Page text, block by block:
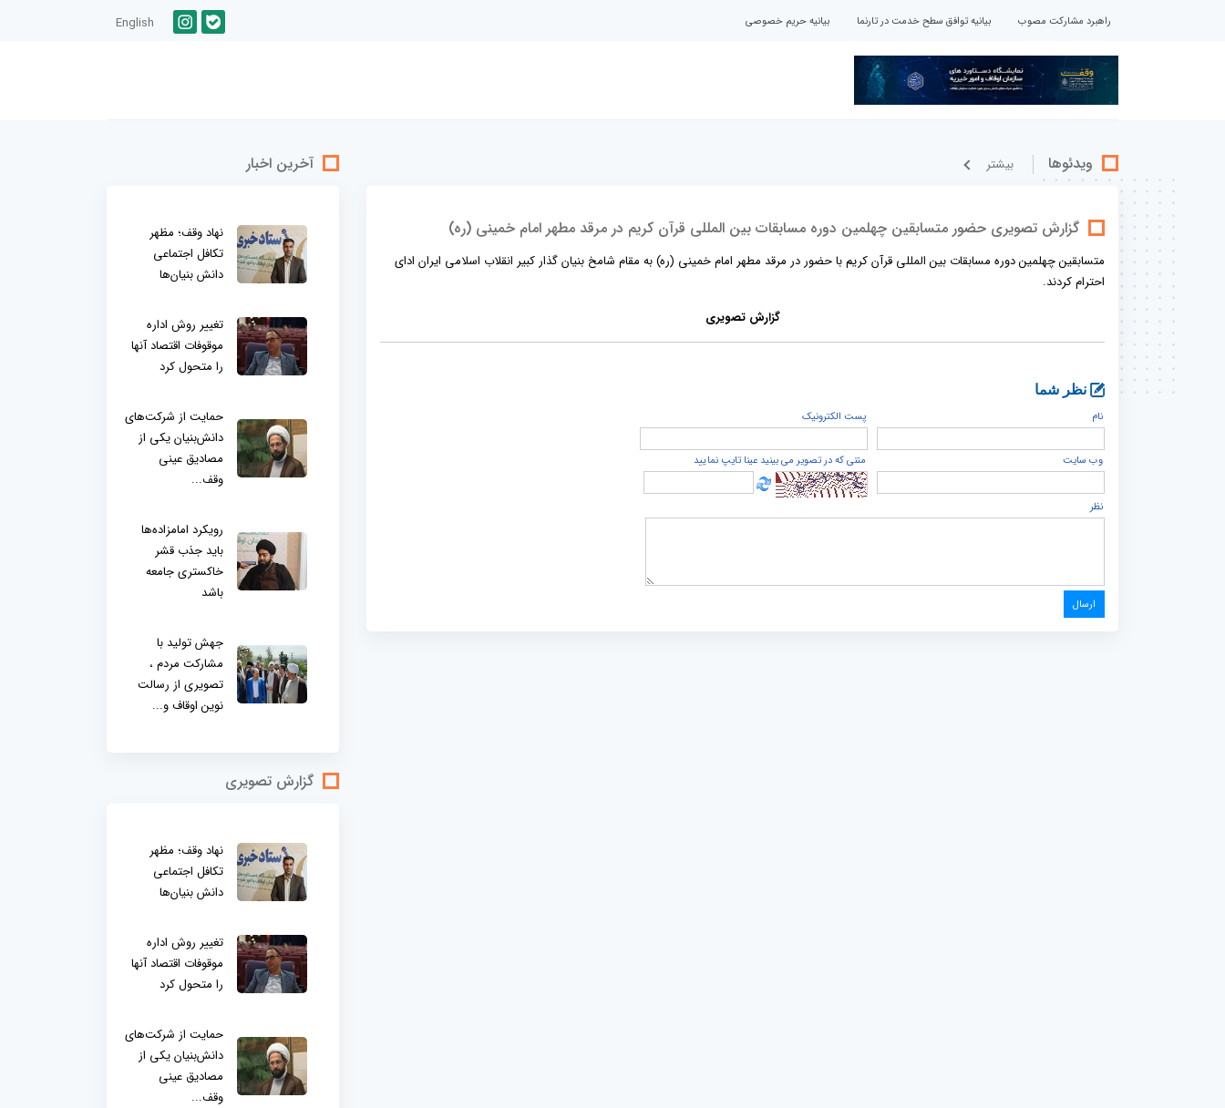
راهبرد مشارکت مصوب بیانیه توافق سطح خدمت در تارنما بیانیه حریم خصوصی English
ویدئوها بيشتر
گزارش تصویری حضور متسابقین چهلمین دوره مسابقات بین المللی قرآن کریم در مرقد مطهر امام خمینی (ره)
متسابقین چهلمین دوره مسابقات بین المللی قرآن کریم با حضور در مرقد مطهر امام خمینی (ره) به مقام شامخ بنیان گذار کبیر انقلاب اسلامی ایران ادای
احترام کردند.
گزارش تصویری
نظر شما
نام
پست الكترونيک
وب سایت متنی که در تصویر می بینید عینا تایپ نمایید
نظر
آخرین اخبار
نهاد وقف؛ مظهر
تکافل اجتماعی
دانش بنیان‌ها
تغییر روش اداره
موقوفات اقتصاد آنها
را متحول کرد
حمایت از شرکت‌های
دانش‌بنیان یکی از
مصادیق عینی
وقف...
رویکرد امامزاده‌ها
باید جذب قشر
خاکستری جامعه
باشد
جهش تولید با
مشارکت مردم ،
تصویری از رسالت
نوین اوقاف و...
گزارش تصویری
نهاد وقف؛ مظهر
تکافل اجتماعی
دانش بنیان‌ها
تغییر روش اداره
موقوفات اقتصاد آنها
را متحول کرد
حمایت از شرکت‌های
دانش‌بنیان یکی از
مصادیق عینی
وقف...